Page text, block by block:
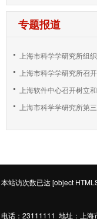
专题报道
上海市科学学研究所组
上海市科学学研究所召
上海软件中心召开树立
上海市科学学研究所第
本站访次数已达[object
电话：23111111 地址：上